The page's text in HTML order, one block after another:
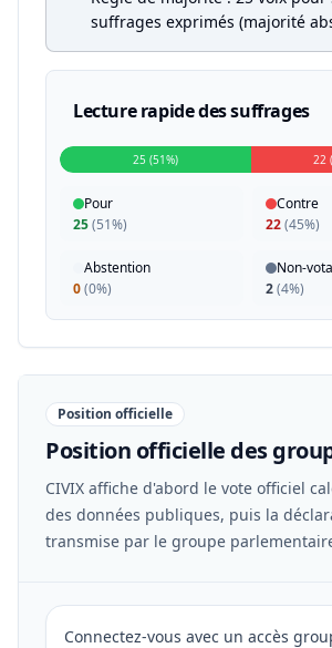
suffrages exprimés (majorité
Lecture rapide des suffrages
25 (51%) 22
Pour
25(51%)
Contre
22(45%)
Abstention
0(0%)
Non-
2(4%)
Position officielle
Position officielle des
CIVIX affiche d'abord le vote officiel
des données publiques, puis la
transmise par le groupe
Connectez-vous avec un accès